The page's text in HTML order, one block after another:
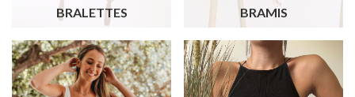
BRALETTES BRAMIS